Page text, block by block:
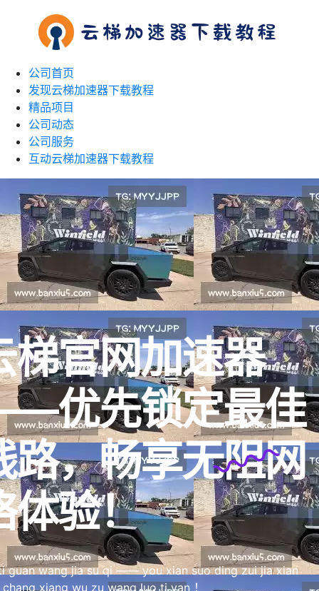
公司首页
发现云梯加速器下载教程
精品项目
公司动态
公司服务
互动云梯加速器下载教程
梯官网加速器
优先锁定最佳
路，畅享无阻网
体验！
guan wang jia su qi —— you xian suo ding zui jia xian
xiang wu zu wang luo ti yan ！